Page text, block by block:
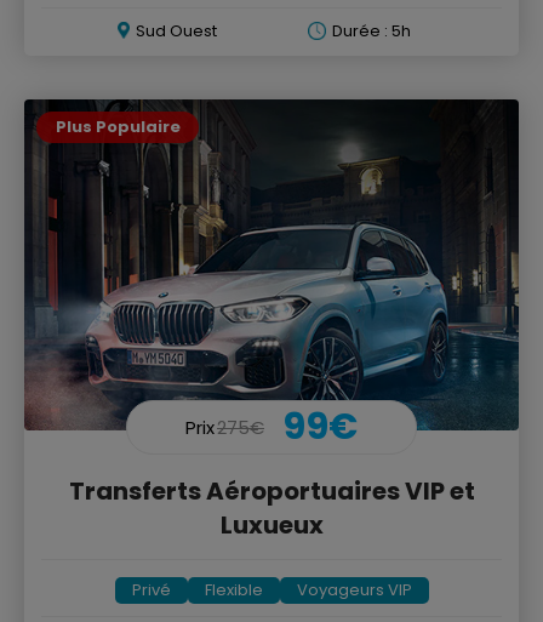
Sud Ouest Durée : 5h
Plus Populaire
Prix275€ 99€
Transferts Aéroportuaires VIP et
Luxueux
Privé Flexible Voyageurs VIP